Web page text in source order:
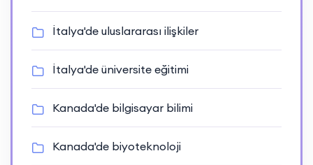
İtalya'de uluslararası ilişkiler
İtalya'de üniversite eğitimi
Kanada'de bilgisayar bilimi
Kanada'de biyoteknoloji